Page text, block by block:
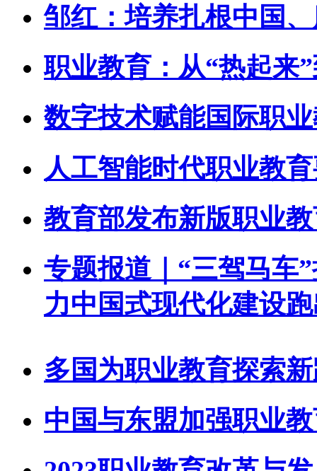
邹红：培养扎根中国
职业教育：从“热起来
数字技术赋能国际职
人工智能时代职业教
教育部发布新版职业
专题报道｜“三驾马车
力中国式现代化建设
多国为职业教育探索
中国与东盟加强职业